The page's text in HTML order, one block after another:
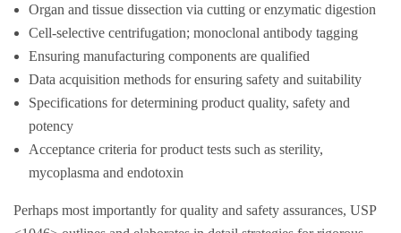
Organ and tissue dissection via cutting or enzymatic digestion
Cell-selective centrifugation; monoclonal antibody tagging
Ensuring manufacturing components are qualified
Data acquisition methods for ensuring safety and suitability
Specifications for determining product quality, safety and
potency
Acceptance criteria for product tests such as sterility,
mycoplasma and endotoxin
Perhaps most importantly for quality and safety assurances, USP